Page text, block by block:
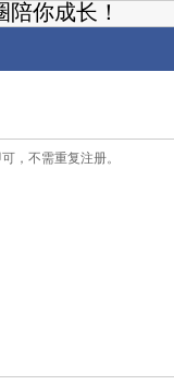
你成长！
，不需重复注册。